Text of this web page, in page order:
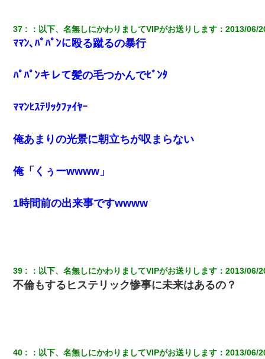
37 ： 以下、名無しにかわりましてVIPがお送りします ：2013/06/
ﾏﾏﾝ､ﾊﾟﾊﾟﾝに殴る蹴るの暴行
ﾊﾟﾊﾟﾝキレて髪の毛つかんでﾋﾞﾝﾀ
ﾏﾏﾝﾋｽﾃﾘｯｸﾌｧｲﾔｰ
俺あまりの光景に朝立ちが収まらない
俺「くぅーwwww」
1時間前の出来事ですwwww
39 ： 以下、名無しにかわりましてVIPがお送りします ：2013/06/
不倫もするヒステリック惨事に未来はあるの？
40 ： 以下、名無しにかわりましてVIPがお送りします ：2013/06/